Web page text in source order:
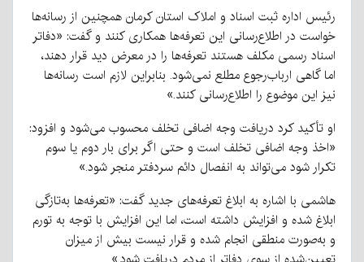
رئیس اداره ثبت اسناد و املاک استان کرمان همچنین از رسانه‌ها
خواست در اطلاع‌رسانی این تعرفه‌ها همکاری کنند و گفت: «دفاتر
اسناد رسمی مکلف هستند تعرفه‌ها را در معرض دید قرار دهند،
اما گاهی ارباب‌رجوع مطلع نمی‌شود. بنابراین لازم است رسانه‌ها
نیز این موضوع را اطلاع‌رسانی کنند.»
او تأکید کرد دریافت وجه اضافی تخلف محسوب می‌شود و افزود:
«اخذ وجه اضافی تخلف است و حتی اگر برای بار دوم یا سوم
تکرار شود می‌تواند به انفصال دائم سردفتر منجر شود.»
هاشمی با اشاره به ابلاغ تعرفه‌های جدید گفت: «تعرفه‌ها به‌تازگی
ابلاغ شده و افزایش داشته است، اما این افزایش با توجه به تورم
و به‌صورت منطقی انجام شده و قرار نیست بیش از میزان